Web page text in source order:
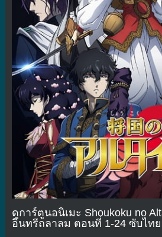
ดูการ์ตูนอนิเมะ Shoukoku no
อินทรีถลาลม ตอนที่ 1-24 ซับไทย